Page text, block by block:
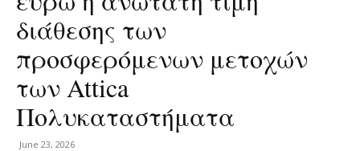
διάθεσης των
προσφερόμενων μετοχών
των Attica
Πολυκαταστήματα
June 23, 2026